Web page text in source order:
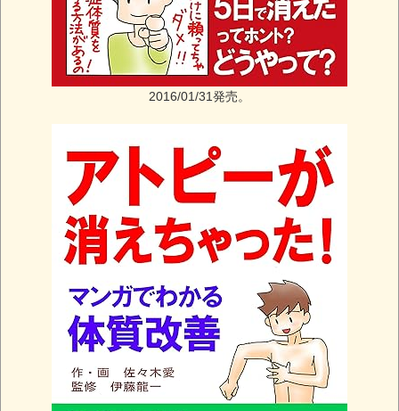
2016/01/31発売。